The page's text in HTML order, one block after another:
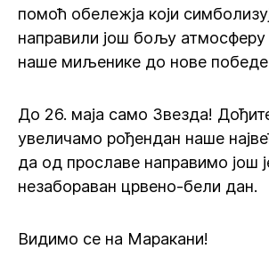
помоћ обележја који
направили још бољу
наше миљенике до нове
До 26. маја само Звезда!
увеличамо рођендан наше
да од прославе направимо још
незабораван црвено-бели дан.
Видимо се на Маракани!